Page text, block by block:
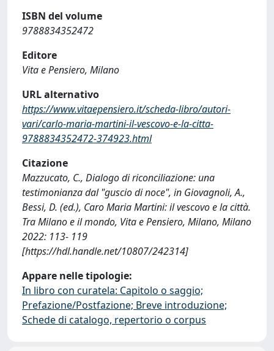
ISBN del volume
9788834352472
Editore
Vita e Pensiero, Milano
URL alternativo
https://www.vitaepensiero.it/scheda-libro/autori-
vari/carlo-maria-martini-il-vescovo-e-la-citta-
9788834352472-374923.html
Citazione
Mazzucato, C., Dialogo di riconciliazione: una
testimonianza dal "guscio di noce", in Giovagnoli, A.,
Bessi, D. (ed.), Caro Maria Martini: il vescovo e la città.
Tra Milano e il mondo, Vita e Pensiero, Milano, Milano
2022: 113- 119
[https://hdl.handle.net/10807/242314]
Appare nelle tipologie:
In libro con curatela: Capitolo o saggio;
Prefazione/Postfazione; Breve introduzione;
Schede di catalogo, repertorio o corpus